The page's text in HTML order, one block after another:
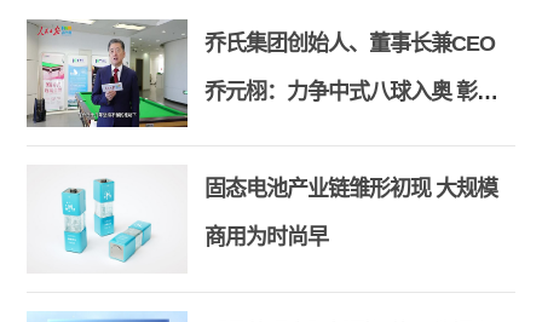
乔氏集团创始人、董事长兼CEO
乔元栩：力争中式八球入奥 彰显
和合共生精神
固态电池产业链雏形初现 大规模
商用为时尚早